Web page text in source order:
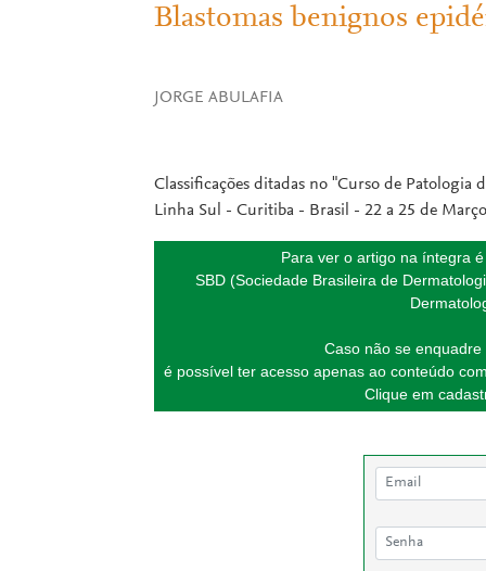
Blastomas benignos
JORGE ABULAFIA
Classificações ditadas no "Curso de Patologia
Linha Sul - Curitiba - Brasil - 22 a 25 de
Para ver o artigo na íntegra
SBD (Sociedade Brasileira de
Caso não se
é possível ter acesso apenas ao conteúdo
Clique em